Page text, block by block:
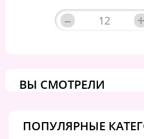
–
ВЫ СМОТРЕЛИ
ПОПУЛЯРНЫЕ